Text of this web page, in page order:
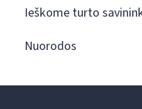
Ieškome turto
Nuorodos